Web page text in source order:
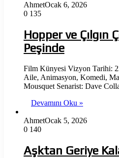
AhmetOcak 6, 2026
0 135
Hopper ve Çılgın
Peşinde
Film Künyesi Vizyon Tarihi:
Aile, Animasyon, Komedi,
Mousquet Senarist: Dave
Devamını Oku »
AhmetOcak 5, 2026
0 140
Aşktan Geriye